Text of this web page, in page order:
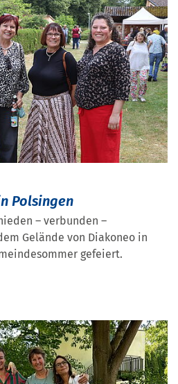
Polsingen
– verbunden –
Gelände von Diakoneo in
gefeiert.